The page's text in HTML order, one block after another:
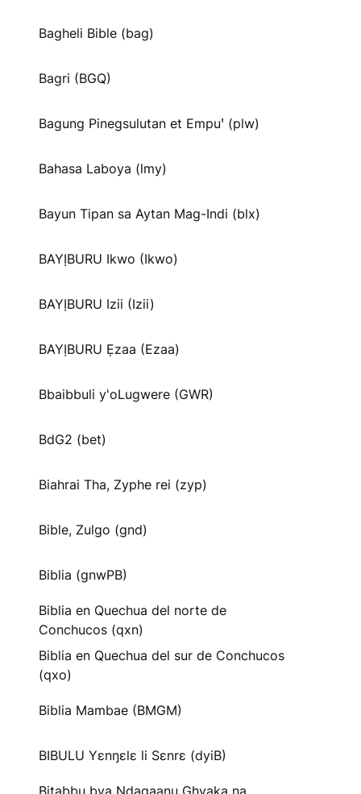
Bagheli Bible (bag)
Bagri (BGQ)
Bagung Pinegsulutan et Empuꞌ (plw)
Bahasa Laboya (lmy)
Bayun Tipan sa Aytan Mag-Indi (blx)
BAYỊBURU Ikwo (Ikwo)
BAYỊBURU Izii (Izii)
BAYỊBURU Ẹzaa (Ezaa)
Bbaibbuli y'oLugwere (GWR)
BdG2 (bet)
Biahrai Tha, Zyphe rei (zyp)
Bible, Zulgo (gnd)
Biblia (gnwPB)
Biblia en Quechua del norte de
Conchucos (qxn)
Biblia en Quechua del sur de Conchucos
(qxo)
Biblia Mambae (BMGM)
BIBULU Yɛnŋɛlɛ li Sɛnrɛ (dyiB)
Bitabbu bya Ndagaanu Ghyaka na